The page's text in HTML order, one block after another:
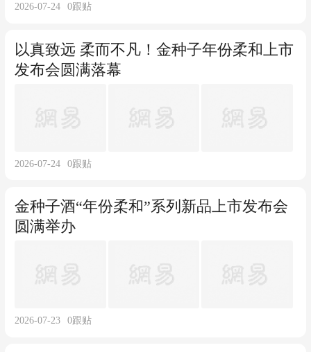
2026-07-24 0跟贴
以真致远 柔而不凡！金种子年份柔和上市
发布会圆满落幕
2026-07-24 0跟贴
金种子酒“年份柔和”系列新品上市发布会
圆满举办
2026-07-23 0跟贴